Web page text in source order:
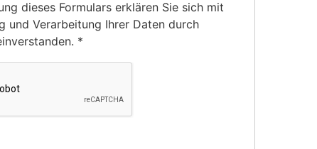
dieses Formulars erklären Sie sich mit
und Verarbeitung Ihrer Daten durch
*